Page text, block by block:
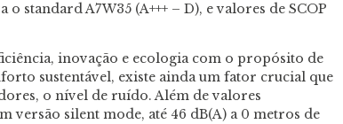
o standard A7W35 (A+++ – D), e valores de SCOP
inovação e ecologia com o propósito de
sustentável, existe ainda um fator crucial que
o nível de ruído. Além de valores
versão silent mode, até 46 dB(A) a 0 metros de